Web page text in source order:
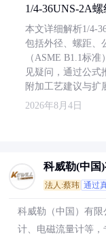
1/4-36UNS-2A
本文详细解析1/4-
包括外径、螺距、
（ASME B1.1标
见疑问，通过公式
附加工艺建议与扩
2026年8月4日
科威勒(中国)
法人:蔡玮 通过
科威勒（中国）有
计、电磁流量计等，